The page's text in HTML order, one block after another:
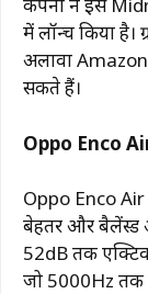
में लॉन्च किया
अलावा
सकते हैं।
Oppo Enco
Oppo Enco Air
बेहतर और बैलेंस्ड
52dB तक
जो 5000Hz तक